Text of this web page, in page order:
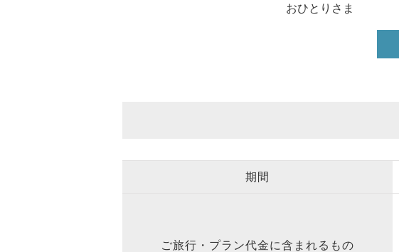
おひとりさま
期間
ご旅行・プラン代金に含まれるもの